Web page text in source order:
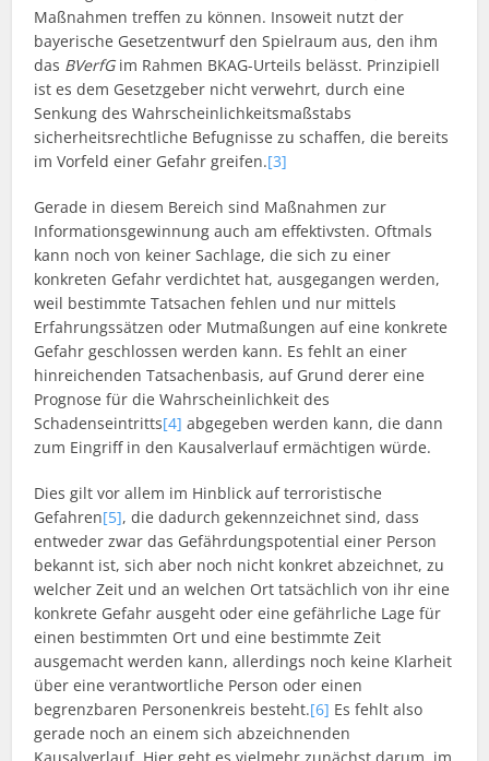
Maßnahmen treffen zu können. Insoweit nutzt der
bayerische Gesetzentwurf den Spielraum aus, den ihm
das BVerfGim Rahmen BKAG-Urteils belässt. Prinzipiell
ist es dem Gesetzgeber nicht verwehrt, durch eine
Senkung des Wahrscheinlichkeitsmaßstabs
sicherheitsrechtliche Befugnisse zu schaffen, die bereits
im Vorfeld einer Gefahr greifen.[3]
Gerade in diesem Bereich sind Maßnahmen zur
Informationsgewinnung auch am effektivsten. Oftmals
kann noch von keiner Sachlage, die sich zu einer
konkreten Gefahr verdichtet hat, ausgegangen werden,
weil bestimmte Tatsachen fehlen und nur mittels
Erfahrungssätzen oder Mutmaßungen auf eine konkrete
Gefahr geschlossen werden kann. Es fehlt an einer
hinreichenden Tatsachenbasis, auf Grund derer eine
Prognose für die Wahrscheinlichkeit des
Schadenseintritts[4] abgegeben werden kann, die dann
zum Eingriff in den Kausalverlauf ermächtigen würde.
Dies gilt vor allem im Hinblick auf terroristische
Gefahren[5], die dadurch gekennzeichnet sind, dass
entweder zwar das Gefährdungspotential einer Person
bekannt ist, sich aber noch nicht konkret abzeichnet, zu
welcher Zeit und an welchen Ort tatsächlich von ihr eine
konkrete Gefahr ausgeht oder eine gefährliche Lage für
einen bestimmten Ort und eine bestimmte Zeit
ausgemacht werden kann, allerdings noch keine Klarheit
über eine verantwortliche Person oder einen
begrenzbaren Personenkreis besteht.[6] Es fehlt also
gerade noch an einem sich abzeichnenden